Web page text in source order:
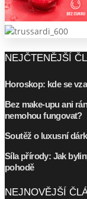
NEJČTENĚJŠÍ
Horoskop: kde se
Bez make-upu ani
nemohou fungovat?
Soutěž o luxusní
Síla přírody: Jak
pohodě
NEJNOVĚJŠÍ